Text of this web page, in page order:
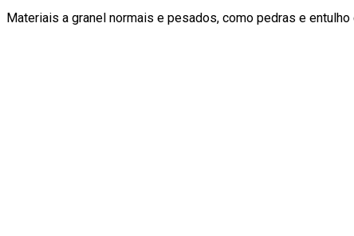
Materiais a granel normais e pesados, como pedras e